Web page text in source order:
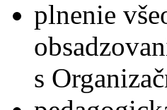
plnenie
s